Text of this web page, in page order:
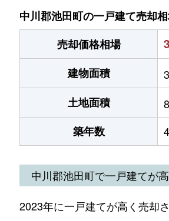
中川郡池田町の一戸建て売却
売却価格相場
建物面積
土地面積
築年数
中川郡池田町で一戸建てが
2023年に一戸建てが高く売却